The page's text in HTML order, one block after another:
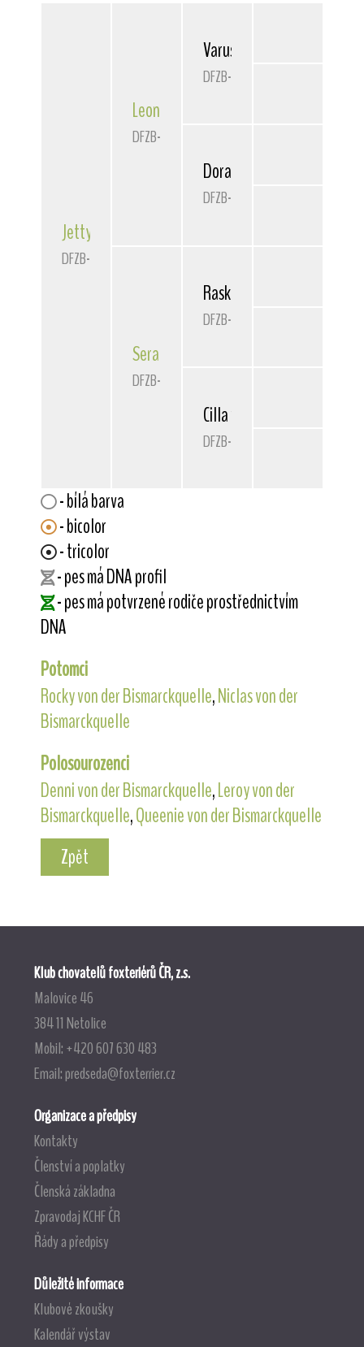
Jetty
DFZB-82 3191
Leon
DFZB-81 3251
Sera
DFZB-81 3017
Varus von der
DFZB-80 3135
Dorade von der
DFZB-80 3293
Rasko von der
DFZB-78 3088
Cilla von der
DFZB-76 3143
- bílá barva
- bicolor
- tricolor
- pes má DNA profil
- pes má potvrzené rodiče prostřednictvím
DNA
Potomci
Rocky von der Bismarckquelle,Niclas von der
Bismarckquelle
Polosourozenci
Denni von der Bismarckquelle,Leroy von der
Bismarckquelle,Queenie von der Bismarckquelle
Zpět
Klub chovatelů foxteriérů ČR, z.s.
Malovice 46
384 11 Netolice
Mobil: +420 607 630 483
Email:predseda@foxterrier.cz
Organizace a předpisy
Kontakty
Členství a poplatky
Členská základna
Zpravodaj KCHF ČR
Řády a předpisy
Důležité informace
Klubové zkoušky
Kalendář výstav